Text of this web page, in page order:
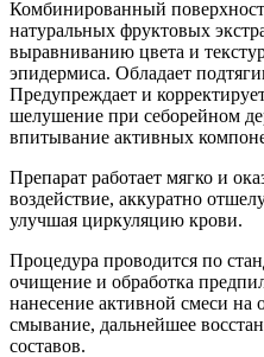
Комбинированный
натуральных фруктовых
выравниванию цвета и
эпидермиса. Обладает
Предупреждает и
шелушение при себорейном
впитывание активных
Препарат работает мягко и
воздействие, аккуратно
улучшая циркуляцию крови.
Процедура проводится по
очищение и обработка
нанесение активной смеси на
смывание, дальнейшее
составов.